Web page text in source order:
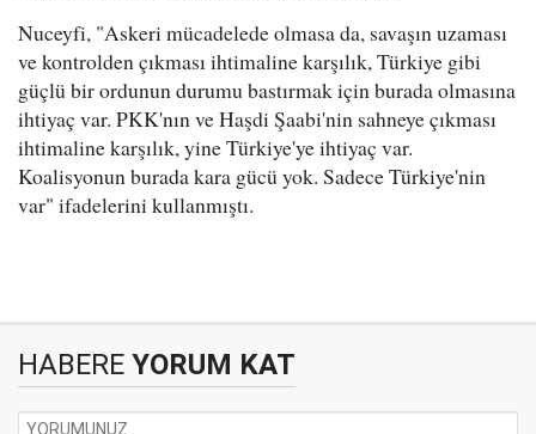
Nuceyfi, "Askeri mücadelede olmasa da, savaşın uzaması
ve kontrolden çıkması ihtimaline karşılık, Türkiye gibi
güçlü bir ordunun durumu bastırmak için burada olmasına
ihtiyaç var. PKK'nın ve Haşdi Şaabi'nin sahneye çıkması
ihtimaline karşılık, yine Türkiye'ye ihtiyaç var.
Koalisyonun burada kara gücü yok. Sadece Türkiye'nin
var" ifadelerini kullanmıştı.
HABERE YORUM KAT